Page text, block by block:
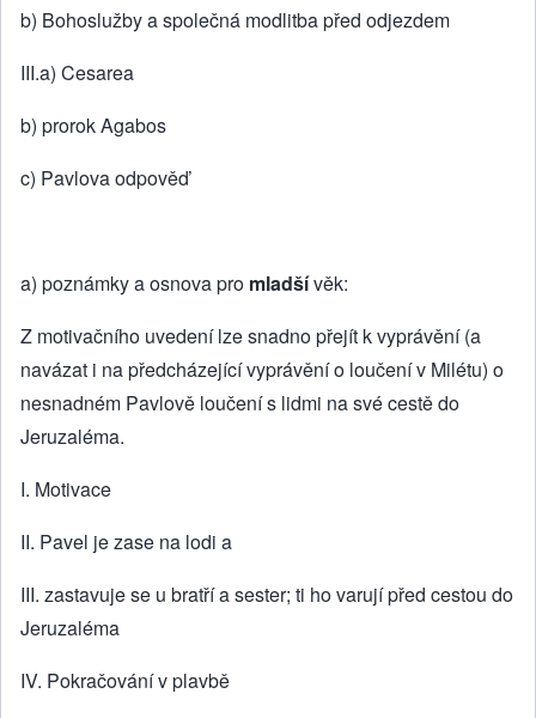
b) Bohoslužby a společná modlitba před odjezdem
III.a) Cesarea
b) prorok Agabos
c) Pavlova odpověď
a) poznámky a osnova pro mladšívěk:
Z motivačního uvedení lze snadno přejít k vyprávění (a
navázat i na předcházející vyprávění o loučení v Milétu) o
nesnadném Pavlově loučení s lidmi na své cestě do
Jeruzaléma.
I. Motivace
II. Pavel je zase na lodi a
III. zastavuje se u bratří a sester; ti ho varují před cestou do
Jeruzaléma
IV. Pokračování v plavbě